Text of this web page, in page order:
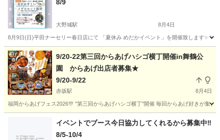
8/9
大野城駅 8月4日
8月9日(日)平田ナーセリー春日店にて 「夏休み めだかイベント」を開催致します✨️
福岡 春日市 大野城駅 地域/お祭り めだか
9/20-22第三回からあげハシゴ横丁開催in舞鶴公
園 からあげ出店者募集★
9/20-9/22
赤坂駅 8月4日
福岡からあげフェス2026🎊 "第三回からあげハシゴ横丁"開催 毎回からあげ好きが集
赤坂駅 地域/お祭り 横丁
イベントでブース今日協力してくれるから募集中‼️
8/5-10/4